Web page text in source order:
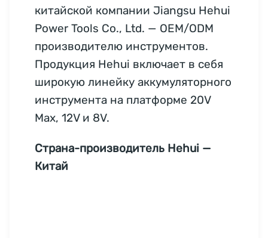
китайской компании Jiangsu Hehui
Power Tools Co., Ltd. — OEM/ODM
производителю инструментов.
Продукция Hehui включает в себя
широкую линейку аккумуляторного
инструмента на платформе 20V
Max, 12V и 8V.
Страна-производитель Hehui —
Китай